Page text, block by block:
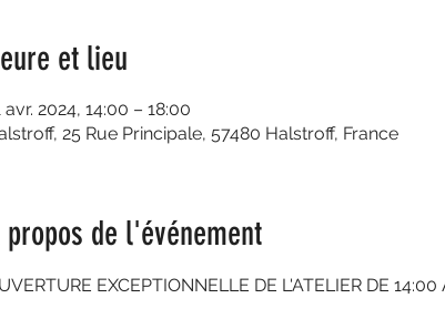
et lieu
avr. 2024, 14:00 – 18:00
25 Rue Principale, 57480 Halstroff, France
propos de l'événement
EXCEPTIONNELLE DE L'ATELIER DE 14:00